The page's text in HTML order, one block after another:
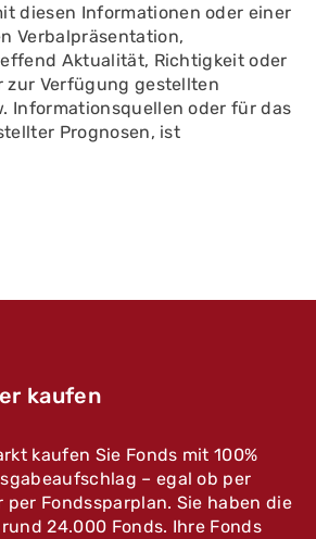
diesen Informationen oder einer
Verbalpräsentation,
Aktualität, Richtigkeit oder
zur Verfügung gestellten
Informationsquellen oder für das
Prognosen, ist
kaufen
kaufen Sie Fonds mit 100%
– egal ob per
per Fondssparplan. Sie haben die
24.000 Fonds. Ihre Fonds